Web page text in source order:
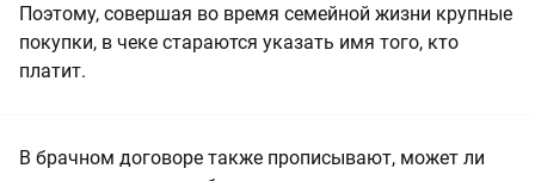
Поэтому, совершая во время семейной жизни крупные
покупки, в чеке стараются указать имя того, кто
платит.
В брачном договоре также прописывают, может ли